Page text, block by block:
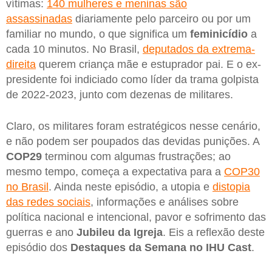
vítimas: 140 mulheres e meninas são
assassinadas diariamente pelo parceiro ou por um
familiar no mundo, o que significa um feminicídio a
cada 10 minutos. No Brasil, deputados da extrema-
direita querem criança mãe e estuprador pai. E o ex-
presidente foi indiciado como líder da trama golpista
de 2022-2023, junto com dezenas de militares.
Claro, os militares foram estratégicos nesse cenário,
e não podem ser poupados das devidas punições. A
COP29 terminou com algumas frustrações; ao
mesmo tempo, começa a expectativa para a COP30
no Brasil. Ainda neste episódio, a utopia e distopia
das redes sociais, informações e análises sobre
política nacional e intencional, pavor e sofrimento das
guerras e ano Jubileu da Igreja. Eis a reflexão deste
episódio dos Destaques da Semana no IHU Cast.